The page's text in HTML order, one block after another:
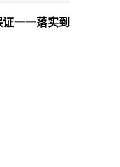
一一落实到